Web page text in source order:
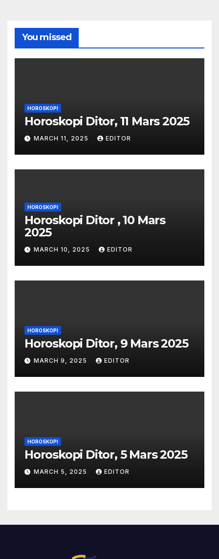
You missed
HOROSKOPI
Horoskopi Ditor, 11 Mars 2025
MARCH 11, 2025 EDITOR
HOROSKOPI
Horoskopi Ditor , 10 Mars
2025
MARCH 10, 2025 EDITOR
HOROSKOPI
Horoskopi Ditor, 9 Mars 2025
MARCH 9, 2025 EDITOR
HOROSKOPI
Horoskopi Ditor, 5 Mars 2025
MARCH 5, 2025 EDITOR